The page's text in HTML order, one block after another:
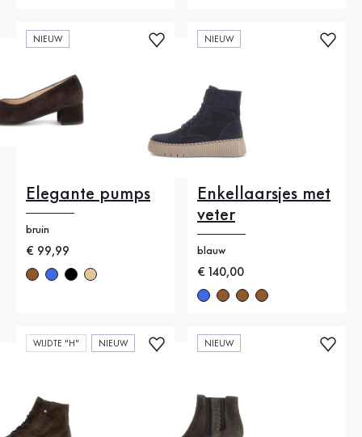
NIEUW
Elegante pumps
bruin
Nieuwe prijs
€ 99,99
NIEUW
Enkellaarsjes met
veter
blauw
Nieuwe prijs
€ 140,00
WIJDTE "H" NIEUW NIEUW